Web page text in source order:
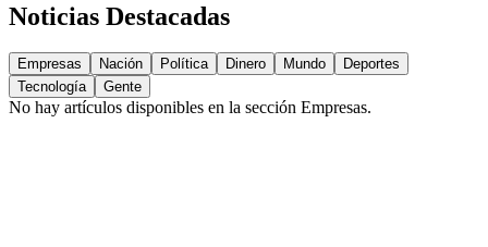
Noticias Destacadas
Empresas Nación Política Dinero Mundo
Deportes
Tecnología
Gente
No hay artículos disponibles en la sección Empresas.